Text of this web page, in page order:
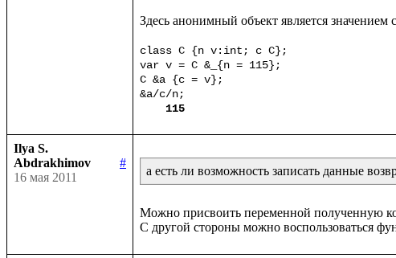
Здесь анонимный объект является значением
class C {n v:int; c C};
var v = C &_{n = 115};
C &a {c = v};
&a/c/n;
115
Ilya S.
Abdrakhimov
#
16 мая 2011
а есть ли возможность записать данные
Можно присвоить переменной полученную